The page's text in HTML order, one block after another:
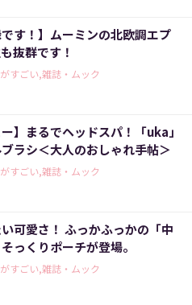
です！】ムーミンの北欧調エプ
抜群です！
すごい,雑誌・ムック
ー】まるでヘッドスパ！「uka」
ラシ＜大人のおしゃれ手帖＞
すごい,雑誌・ムック
可愛さ！ ふっかふっかの「中
っくりポーチが登場。
すごい,雑誌・ムック